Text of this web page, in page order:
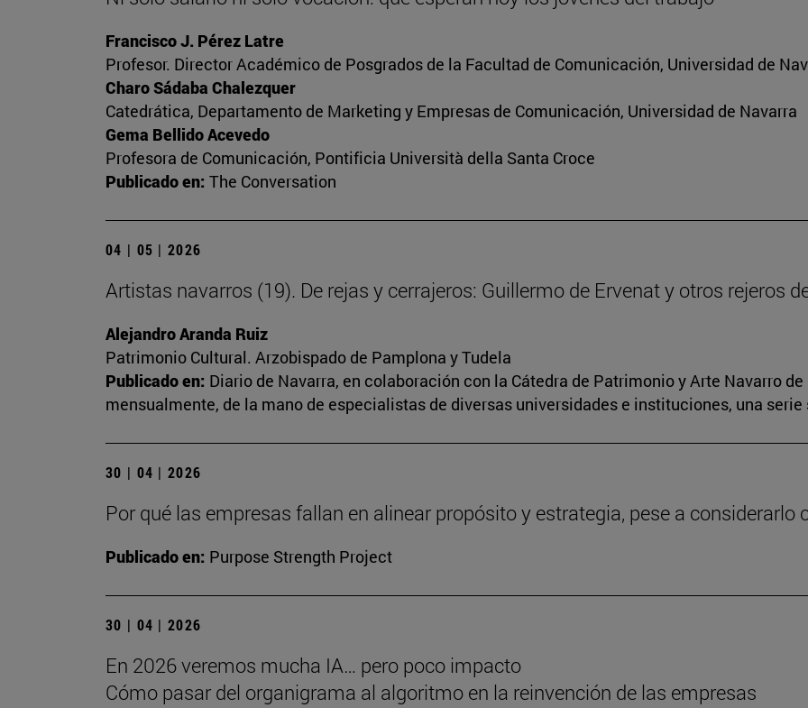
Francisco J. Pérez Latre
Profesor. Director Académico de Posgrados de la Facultad de Comunicación, Universidad de
Charo Sádaba Chalezquer
Catedrática, Departamento de Marketing y Empresas de Comunicación, Universidad de Navarra
Gema Bellido Acevedo
Profesora de Comunicación, Pontificia Università della Santa Croce
Publicado en: The Conversation
04 | 05 | 2026
Artistas navarros (19). De rejas y cerrajeros: Guillermo de Ervenat y otros rejeros
Alejandro Aranda Ruiz
Patrimonio Cultural. Arzobispado de Pamplona y Tudela
Publicado en: Diario de Navarra, en colaboración con la Cátedra de Patrimonio y Arte Navarro
mensualmente, de la mano de especialistas de diversas universidades e instituciones, una
30 | 04 | 2026
Por qué las empresas fallan en alinear propósito y estrategia, pese a considerarlo
Publicado en: Purpose Strength Project
30 | 04 | 2026
En 2026 veremos mucha IA… pero poco impacto
Cómo pasar del organigrama al algoritmo en la reinvención de las empresas